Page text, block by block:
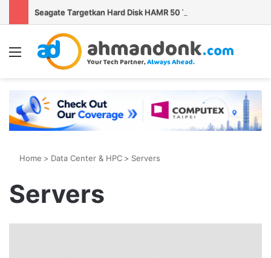
Menu
Home > Data Center & HPC > Servers
Servers